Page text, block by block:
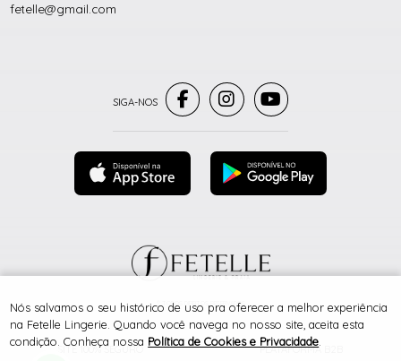
SITE 100% SEGURO PLATAFORMA B2B
fetelle@gmail.com
® TODOS DIREITOS RESERVADOS
Nós salvamos o seu histórico de uso pra oferecer a melhor experiência
na Fetelle Lingerie. Quando você navega no nosso site, aceita esta
condição. Conheça nossa Política de Cookies e Privacidade